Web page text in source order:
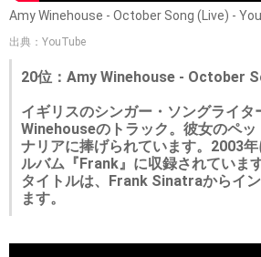
Amy Winehouse - October Song (Live) -
出典：YouTube
20位：Amy Winehouse - October
イギリスのシンガー・ソングライタ
Winehouseのトラック。彼女のペッ
ナリアに捧げられています。2003
ルバム『Frank』に収録されていま
タイトルは、Frank Sinatraからイ
ます。